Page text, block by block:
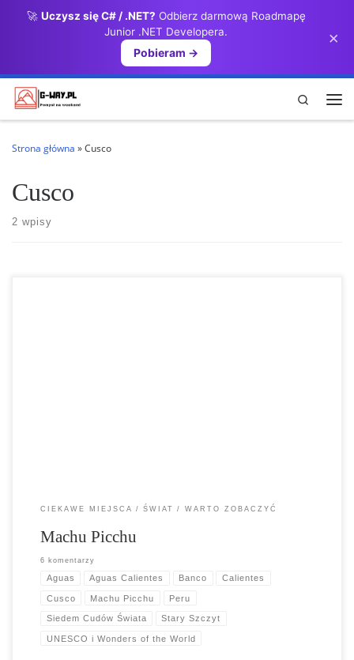
🚀 Uczysz się C# / .NET? Odbierz darmową Roadmapę
Junior .NET Developera.
Pobieram →
×
Przejdź do treści
Search
Strona główna »Cusco
Cusco
2 wpisy
CIEKAWE MIEJSCA ŚWIAT WARTO ZOBACZYĆ
Machu Picchu
6 komentarzy
Aguas Aguas Calientes Banco Calientes
Cusco Machu Picchu Peru
Siedem Cudów Świata Stary Szczyt
UNESCO i Wonders of the World